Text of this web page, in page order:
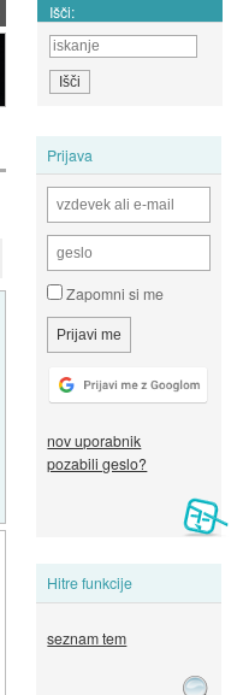
Išči:
Prijava
Zapomni si me
nov uporabnik
pozabili geslo?
Hitre funkcije
seznam tem